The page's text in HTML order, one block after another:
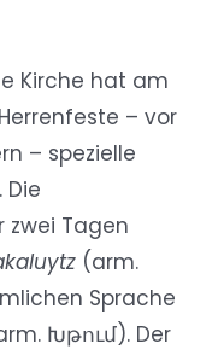
Kirche hat am
– vor
– spezielle
Tagen
(arm.
Sprache
Խթում). Der